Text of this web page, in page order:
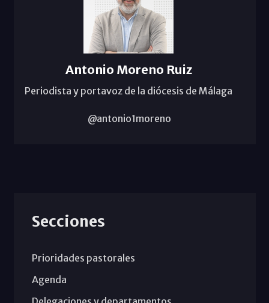
Antonio Moreno Ruiz
Periodista y portavoz de la diócesis de Málaga
@antonio1moreno
Secciones
Prioridades pastorales
Agenda